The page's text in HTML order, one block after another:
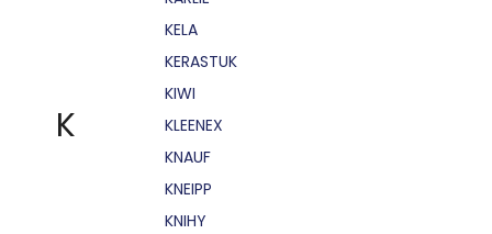
K
KELA
KERASTUK
KIWI
KLEENEX
KNAUF
KNEIPP
KNIHY